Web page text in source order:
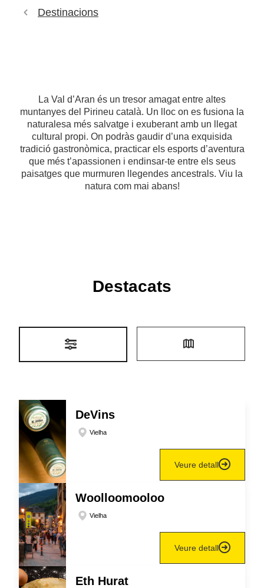
Destinacions
La Val d’Aran és un tresor amagat entre altes
muntanyes del Pirineu català. Un lloc on es fusiona la
naturalesa més salvatge i exuberant amb un llegat
cultural propi. On podràs gaudir d’una exquisida
tradició gastronòmica, practicar els esports d’aventura
que més t’apassionen i endinsar-te entre els seus
paisatges que murmuren llegendes ancestrals. Viu la
natura com mai abans!
Destacats
DeVins
Vielha
Veure detall
Woolloomooloo
Vielha
Veure detall
Eth Hurat